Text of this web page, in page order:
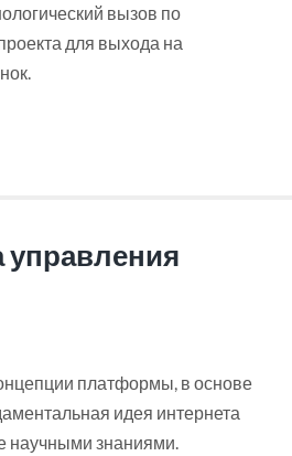
вызов по
для выхода на
платформы, в основе
идея интернета
научными знаниями.